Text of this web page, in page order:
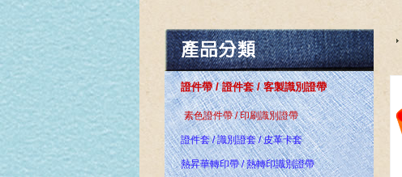
證件帶 / 證件套 / 客製識別證帶
素色證件帶 / 印刷識別證帶
證件套 / 識別證套 / 皮革卡套
熱昇華轉印帶 / 熱轉印識別證帶